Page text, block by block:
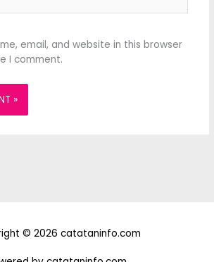
email, and website in this browser
I comment.
© 2026 catataninfo.com